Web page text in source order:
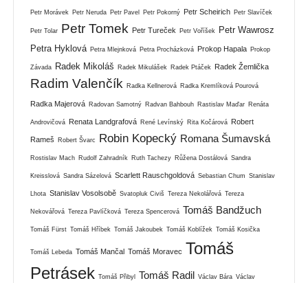
Petr Morávek Petr Neruda Petr Pavel Petr Pokorný Petr Scheirich Petr Slavíček
Petr Tolar Petr Tomek Petr Tureček Petr Voříšek
Petr Wawrosz
Petra Hyklová Petra Mlejnková Petra Procházková Prokop Hapala Prokop
Závada Radek Mikoláš Radek Mikulášek Radek Ptáček Radek Žemlička
Radim Valenčík Radka Kellnerová Radka Kremlíková Pourová
Radka Majerová Radovan Samotný Radvan Bahbouh Rastislav Maďar Renáta
Androvičová Renata Landgrafová René Levínský Rita Kočárová Robert
Rameš Robert Švarc Robin Kopecký Romana Šumavská
Rostislav Mach Rudolf Zahradník Ruth Tachezy Růžena Dostálová Sandra
Kreisslová Sandra Sázelová Scarlett Rauschgoldová Sebastian Chum Stanislav
Lhota Stanislav Vosolsobě Svatopluk Civiš Tereza Nekolářová Tereza
Nekovářová Tereza Pavlíčková Tereza Spencerová Tomáš Bandžuch
Tomáš Fürst Tomáš Hříbek Tomáš Jakoubek Tomáš Koblížek Tomáš Kosička
Tomáš Lebeda Tomáš Mančal Tomáš Moravec Tomáš
Petrásek Tomáš Přibyl Tomáš Radil Václav Bára Václav